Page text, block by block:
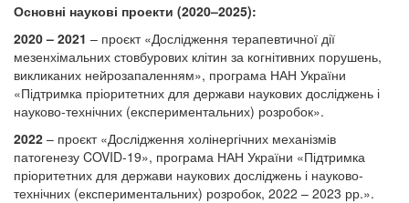
Основні наукові проекти (2020–2025):
2020 – 2021 – проєкт «Дослідження терапевтичної дії
мезенхімальних стовбурових клітин за когнітивних порушень,
викликаних нейрозапаленням», програма НАН України
«Підтримка пріоритетних для держави наукових досліджень і
науково-технічних (експериментальних) розробок».
2022 – проєкт «Дослідження холінергічних механізмів
патогенезу COVID-19», програма НАН України «Підтримка
пріоритетних для держави наукових досліджень і науково-
технічних (експериментальних) розробок, 2022 – 2023 рр.».